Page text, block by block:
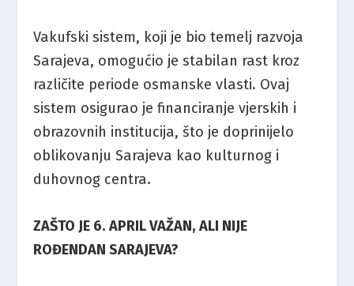
Vakufski sistem, koji je bio temelj razvoja
Sarajeva, omogućio je stabilan rast kroz
različite periode osmanske vlasti. Ovaj
sistem osigurao je financiranje vjerskih i
obrazovnih institucija, što je doprinijelo
oblikovanju Sarajeva kao kulturnog i
duhovnog centra.
ZAŠTO JE 6. APRIL VAŽAN, ALI NIJE
ROĐENDAN SARAJEVA?